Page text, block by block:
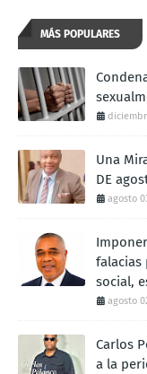
MÁS POPULARES
Una
DE
agosto
falacias
social,
agosto
Carlos
a la